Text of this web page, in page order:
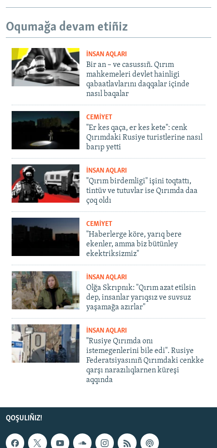
Oqumağa devam etiñiz
İNSAN AQLARI
Bir an – ve casussıñ. Qırım
mahkemeleri devlet hainligi
qabaatlavlarını daqqalar içinde
nasıl baqalar
CEMİYET
"Er kes qaça, er kes kete": cenk
Qırımdaki Rusiye turistlerine nasıl
barıp yetti
İNSAN AQLARI
"Qırım birdemligi" işini toqtattı,
tintüv ve tutuvlar ise Qırımda daa
çoq oldı
CEMİYET
"Haberlerge köre, yarıq bere
ekenler, amma biz bütünley
ekektriksizmiz"
İNSAN AQLARI
Olğa Skrıpnık: "Qırım azat etilsin
dep, insanlar yarıqsız ve suvsuz
yaşamağa azırlar"
İNSAN AQLARI
"Rusiye Qırımda onı
istemegenlerini bile edi". Rusiye
Federatsiyasınıñ Qırımdaki cenkke
qarşı narazılıqlarnen küreşi
aqqında
QOŞULIÑIZ!